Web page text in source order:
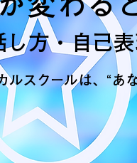
し方・自己
スクールは、“あ